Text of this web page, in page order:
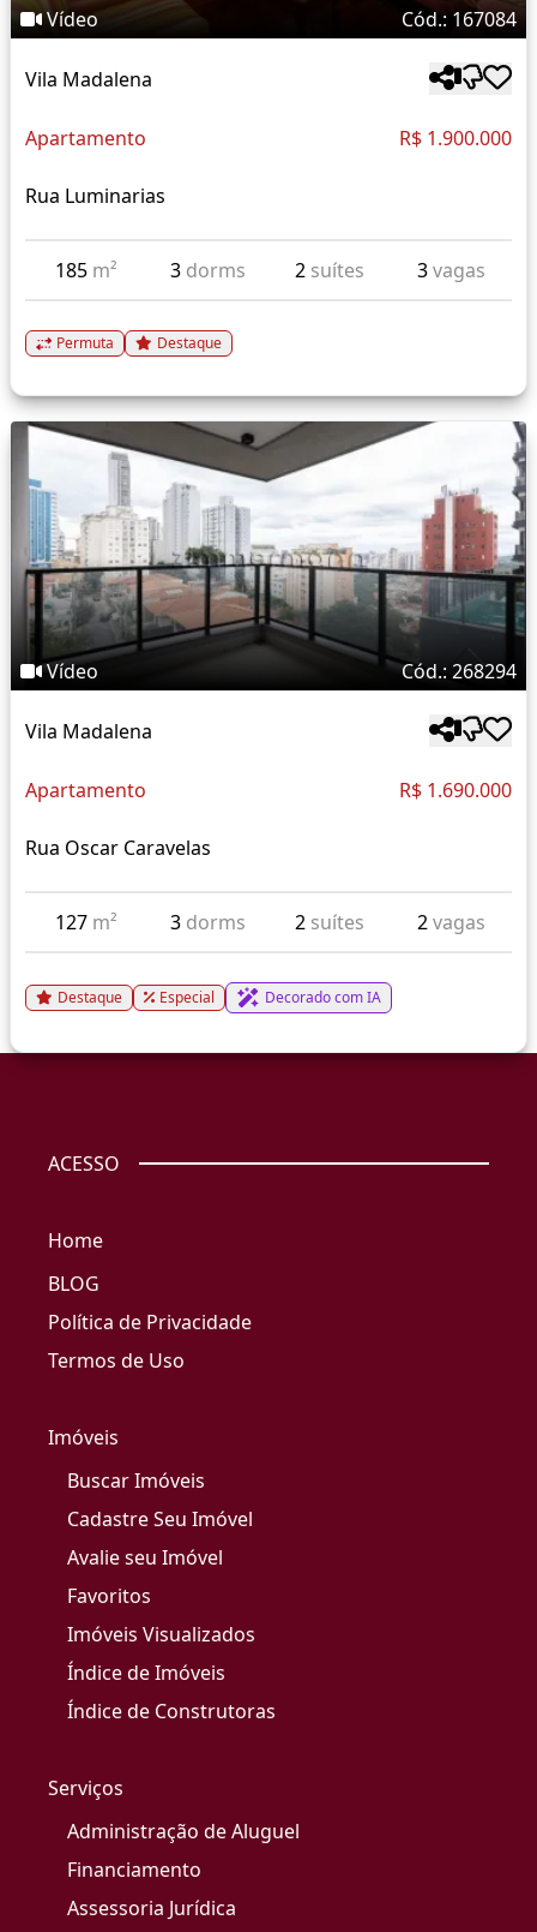
Vídeo Cód.: 167084
Vila Madalena
Apartamento R$ 1.900.000
Rua Luminarias
185 m² 3 dorms 2 suítes 3vagas
Permuta Destaque
Vídeo Cód.: 268294
Vila Madalena
Apartamento R$ 1.690.000
Rua Oscar Caravelas
127 m² 3 dorms 2 suítes 2vagas
Destaque Especial Decorado com IA
ACESSO
Home
BLOG
Política de Privacidade
Termos de Uso
Imóveis
Buscar Imóveis
Cadastre Seu Imóvel
Avalie seu Imóvel
Favoritos
Imóveis Visualizados
Índice de Imóveis
Índice de Construtoras
Serviços
Administração de Aluguel
Financiamento
Assessoria Jurídica